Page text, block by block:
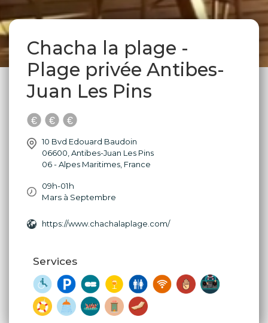
Chacha la plage -
Plage privée Antibes-
Juan Les Pins
10 Bvd Edouard Baudoin
06600 Antibes-Juan Les Pins
06 - Alpes Maritimes France
09h-01h
Mars à Septembre
https://www.chachalaplage.com/
Services